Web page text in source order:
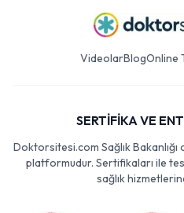
VideolarBlogOnline
SERTİFİKA VE
Doktorsitesi.com Sağlık
platformudur. Sertifikaları ile
sağlık